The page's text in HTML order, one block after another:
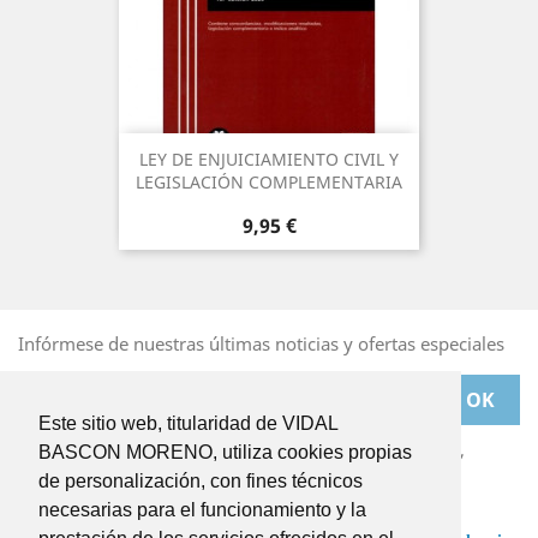
Este sitio web, titularidad de VIDAL
BASCON MORENO, utiliza cookies propias
de personalización, con fines técnicos
necesarias para el funcionamiento y la
LEY DE ENJUICIAMIENTO CIVIL Y
LEGISLACIÓN COMPLEMENTARIA
Precio
9,95 €
Infórmese de nuestras últimas noticias y ofertas especiales
Puede darse de baja en cualquier momento. Para ello,
deberá dirigirse a
BASCONMORENO@BASCONMORENO.COM